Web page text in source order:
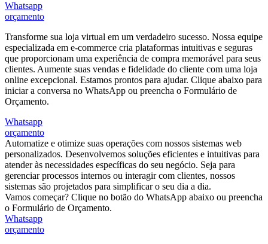
Whatsapp
orçamento
Transforme sua loja virtual em um verdadeiro sucesso. Nossa equipe
especializada em e-commerce cria plataformas intuitivas e seguras
que proporcionam uma experiência de compra memorável para seus
clientes. Aumente suas vendas e fidelidade do cliente com uma loja
online excepcional. Estamos prontos para ajudar. Clique abaixo para
iniciar a conversa no WhatsApp ou preencha o Formulário de
Orçamento.
Whatsapp
orçamento
Automatize e otimize suas operações com nossos sistemas web
personalizados. Desenvolvemos soluções eficientes e intuitivas para
atender às necessidades específicas do seu negócio. Seja para
gerenciar processos internos ou interagir com clientes, nossos
sistemas são projetados para simplificar o seu dia a dia.
Vamos começar? Clique no botão do WhatsApp abaixo ou preencha
o Formulário de Orçamento.
Whatsapp
orçamento